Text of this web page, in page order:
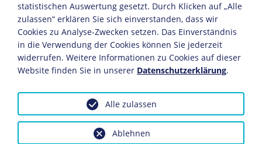
Fred Stein
New York, 1946
Fotografie
© Stanfordville, NY, Fred Stein Archive
Dieses Objekt ist eingebunden in folgende LeMO-Seite:
Biografie Fred Stein
statistischen Auswertung gesetzt. Durch Klicken auf „Alle
zulassen“ erklären Sie sich einverstanden, dass wir
Cookies zu Analyse-Zwecken setzen. Das Einverständnis
in die Verwendung der Cookies können Sie jederzeit
widerrufen. Weitere Informationen zu Cookies auf dieser
Website finden Sie in unserer Datenschutzerklärung.
Ablehnen
Alle zulassen